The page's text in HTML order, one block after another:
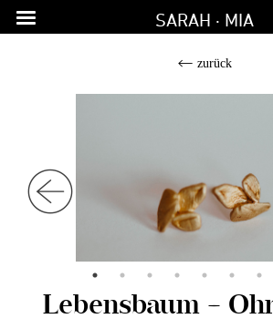
Zur
Hauptnavigation
Zum
Inhalt
Zur
Fußzeile
SARAH · MIA
zurück
Lebensbaum –